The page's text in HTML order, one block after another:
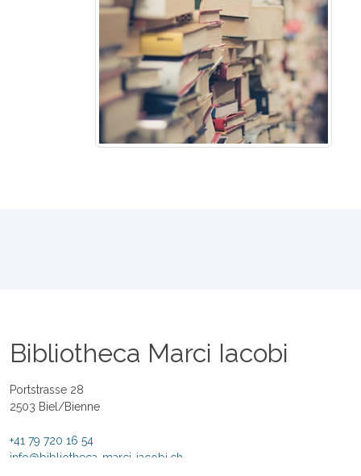
Bibliotheca Marci Iacobi
Portstrasse 28
2503 Biel/Bienne
+41 79 720 16 54
info@bibliotheca-marci-iacobi.ch